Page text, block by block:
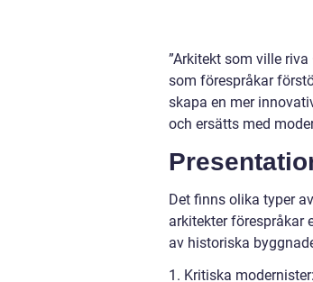
”Arkitekt som ville
som förespråkar
skapa en mer
och ersätts med
Det finns olika typer
arkitekter förespråkar
av historiska
1. Kritiska